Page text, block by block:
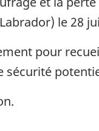
le 28
pour
sécurité